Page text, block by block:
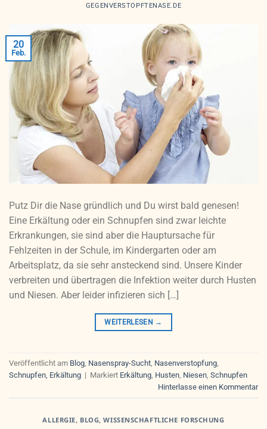
GEGENVERSTOPFTENASE.DE
20
Feb.
Putz Dir die Nase gründlich und Du wirst bald genesen!
Eine Erkältung oder ein Schnupfen sind zwar leichte
Erkrankungen, sie sind aber die Hauptursache für
Fehlzeiten in der Schule, im Kindergarten oder am
Arbeitsplatz, da sie sehr ansteckend sind. Unsere Kinder
verbreiten und übertragen die Infektion weiter durch Husten
und Niesen. Aber leider infizieren sich […]
WEITERLESEN →
Veröffentlicht am Blog Nasenspray-Sucht Nasenverstopfung
Schnupfen, Erkältung | Markiert Erkältung Husten Niesen Schnupfen
Hinterlasse einen Kommentar
ALLERGIE, BLOG,WISSENSCHAFTLICHE FORSCHUNG